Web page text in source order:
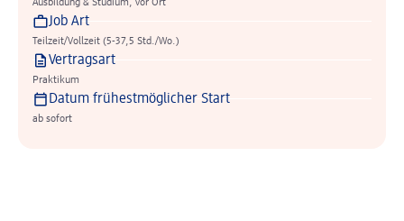
Ausbildung & Studium, vor Ort
Job Art
Teilzeit/Vollzeit (5-37,5 Std./Wo.)
Vertragsart
Praktikum
Datum frühestmöglicher Start
ab sofort